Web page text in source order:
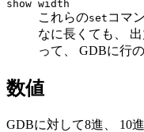
show width
これらのset コマ
なに長くても、
って、 GDBに行
数値
GDBに対して8進、 10